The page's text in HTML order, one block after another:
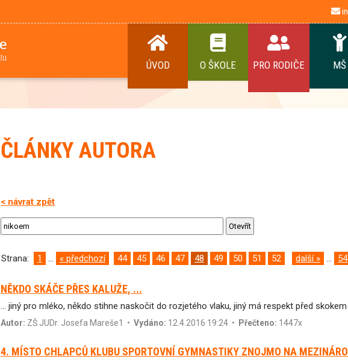
ÚVOD O ŠKOLE PRO RODIČE MŠ
ČLÁNKY AUTORA
< návrat zpět
Strana: 1 ... « předchozí 44 45 46 47 48 49 50 51 52 další » ... 54
NĚKDO SKÁČE PŘES KALUŽE, ...
... jiný pro mléko, někdo stihne naskočit do rozjetého vlaku, jiný má respekt před
Autor: ZŠ JUDr. Josefa Mareše1 • Vydáno: 12.4.2016 19:24 • Přečteno: 1447x
4. MÍSTO CHLAPCŮ KLUBU SPORTOVNÍ GYMNASTIKY ZNOJMO NA